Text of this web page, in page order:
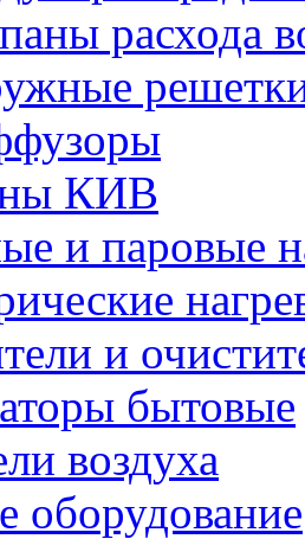
расхода
КИВ
и паровые
и
бытовые
воздуха
оборудование